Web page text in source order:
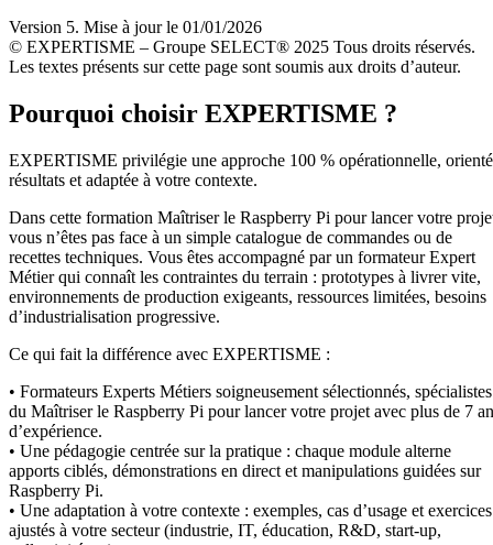
Version 5. Mise à jour le 01/01/2026
© EXPERTISME – Groupe SELECT® 2025 Tous droits réservés.
Les textes présents sur cette page sont soumis aux droits d’auteur.
Pourquoi choisir EXPERTISME ?
EXPERTISME privilégie une approche 100 % opérationnelle,
résultats et adaptée à votre contexte.
Dans cette formation Maîtriser le Raspberry Pi pour lancer votre
vous n’êtes pas face à un simple catalogue de commandes ou de
recettes techniques. Vous êtes accompagné par un formateur Expert
Métier qui connaît les contraintes du terrain : prototypes à livrer vite,
environnements de production exigeants, ressources limitées, besoins
d’industrialisation progressive.
Ce qui fait la différence avec EXPERTISME :
• Formateurs Experts Métiers soigneusement sélectionnés, spécialistes
du Maîtriser le Raspberry Pi pour lancer votre projet avec plus de 7
d’expérience.
• Une pédagogie centrée sur la pratique : chaque module alterne
apports ciblés, démonstrations en direct et manipulations guidées sur
Raspberry Pi.
• Une adaptation à votre contexte : exemples, cas d’usage et exercices
ajustés à votre secteur (industrie, IT, éducation, R&D, start-up,